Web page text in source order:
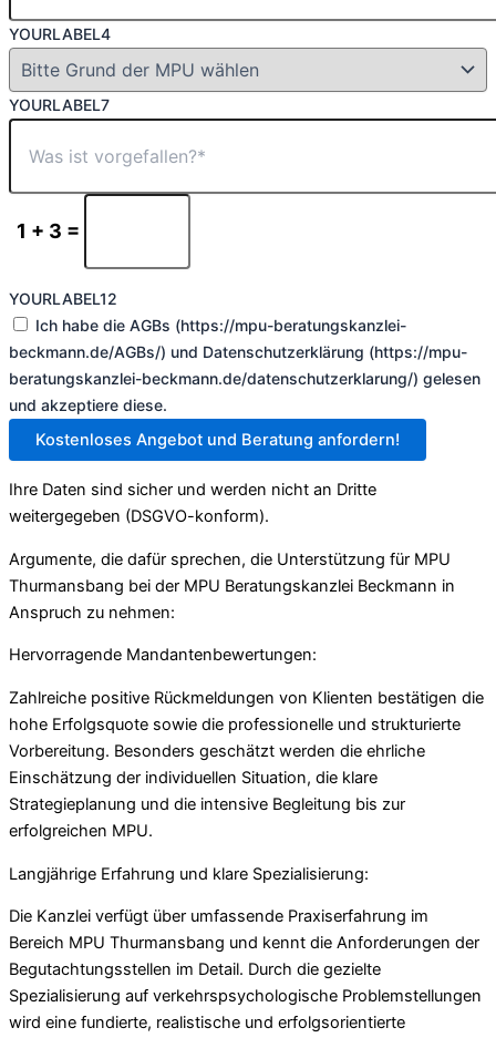
YOURLABEL4
YOURLABEL7
1 + 3 =
YOURLABEL12
Ich habe die AGBs (https://mpu-beratungskanzlei-
beckmann.de/AGBs/) und Datenschutzerklärung (https://mpu-
beratungskanzlei-beckmann.de/datenschutzerklarung/) gelesen
und akzeptiere diese.
Kostenloses Angebot und Beratung anfordern!
Ihre Daten sind sicher und werden nicht an Dritte
weitergegeben (DSGVO-konform).
Argumente, die dafür sprechen, die Unterstützung für MPU
Thurmansbang bei der MPU Beratungskanzlei Beckmann in
Anspruch zu nehmen:
Hervorragende Mandantenbewertungen:
Zahlreiche positive Rückmeldungen von Klienten bestätigen die
hohe Erfolgsquote sowie die professionelle und strukturierte
Vorbereitung. Besonders geschätzt werden die ehrliche
Einschätzung der individuellen Situation, die klare
Strategieplanung und die intensive Begleitung bis zur
erfolgreichen MPU.
Langjährige Erfahrung und klare Spezialisierung:
Die Kanzlei verfügt über umfassende Praxiserfahrung im
Bereich MPU Thurmansbang und kennt die Anforderungen der
Begutachtungsstellen im Detail. Durch die gezielte
Spezialisierung auf verkehrspsychologische Problemstellungen
wird eine fundierte, realistische und erfolgsorientierte